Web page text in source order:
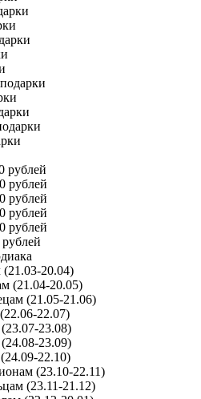
рублей
рублей
рублей
рублей
рублей
20.04)
(21.04-20.05)
(21.05-21.06)
22.07)
23.08)
23.09)
22.10)
(23.10-22.11)
(23.11-21.12)